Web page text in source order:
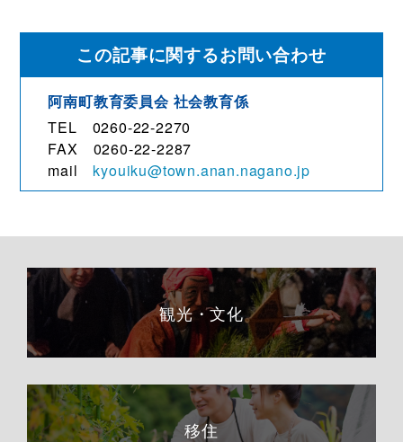
この記事に関するお問い合わせ
阿南町教育委員会 社会教育係
TEL 0260-22-2270
FAX 0260-22-2287
mail kyouiku@town.anan.nagano.jp
観光・文化
移住